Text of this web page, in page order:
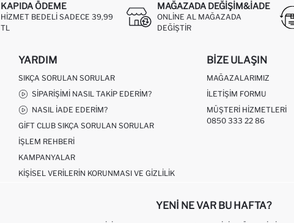
KAPIDA ÖDEME
HIZMET BEDELI SADECE 39,99
TL
MAĞAZADA DEĞIŞIM&İADE
ONLINE AL MAĞAZADA
DEĞIŞTIR
YARDIM
SIKÇA SORULAN SORULAR
SIPARIŞIMI NASIL TAKIP EDERIM?
NASIL İADE EDERIM?
GIFT CLUB SIKÇA SORULAN SORULAR
İŞLEM REHBERI
KAMPANYALAR
KIŞISEL VERILERIN KORUNMASI VE GIZLILIK
BIZE ULAŞIN
MAĞAZALARIMIZ
İLETIŞIM FORMU
MÜŞTERI HIZMETLERI
0850 333 22 86
YENI NE VAR BU HAFTA?